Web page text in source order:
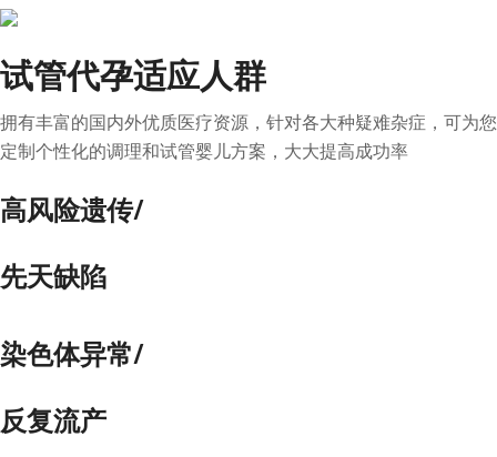
试管代孕适应人群
拥有丰富的国内外优质医疗资源，针对各大种疑难杂症，可为您
定制个性化的调理和试管婴儿方案，大大提高成功率
高风险遗传/
先天缺陷
染色体异常/
反复流产